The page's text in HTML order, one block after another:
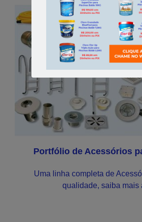
Portfólio de Acessórios
Uma linha completa de
qualidade, saiba mais